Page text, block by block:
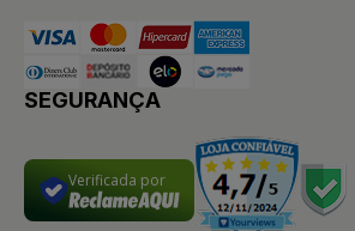
SEGURANÇA
Verificada por